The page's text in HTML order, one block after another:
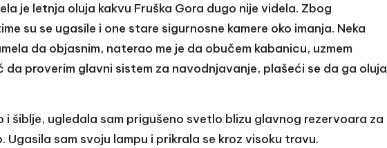
je letnja oluja kakvu Fruška Gora dugo nije videla. Zbog
su se ugasile i one stare sigurnosne kamere oko imanja. Neka
da objasnim, naterao me je da obučem kabanicu, uzmem
da proverim glavni sistem za navodnjavanje, plašeći se da ga oluja
i šiblje, ugledala sam prigušeno svetlo blizu glavnog rezervoara za
Ugasila sam svoju lampu i prikrala se kroz visoku travu.